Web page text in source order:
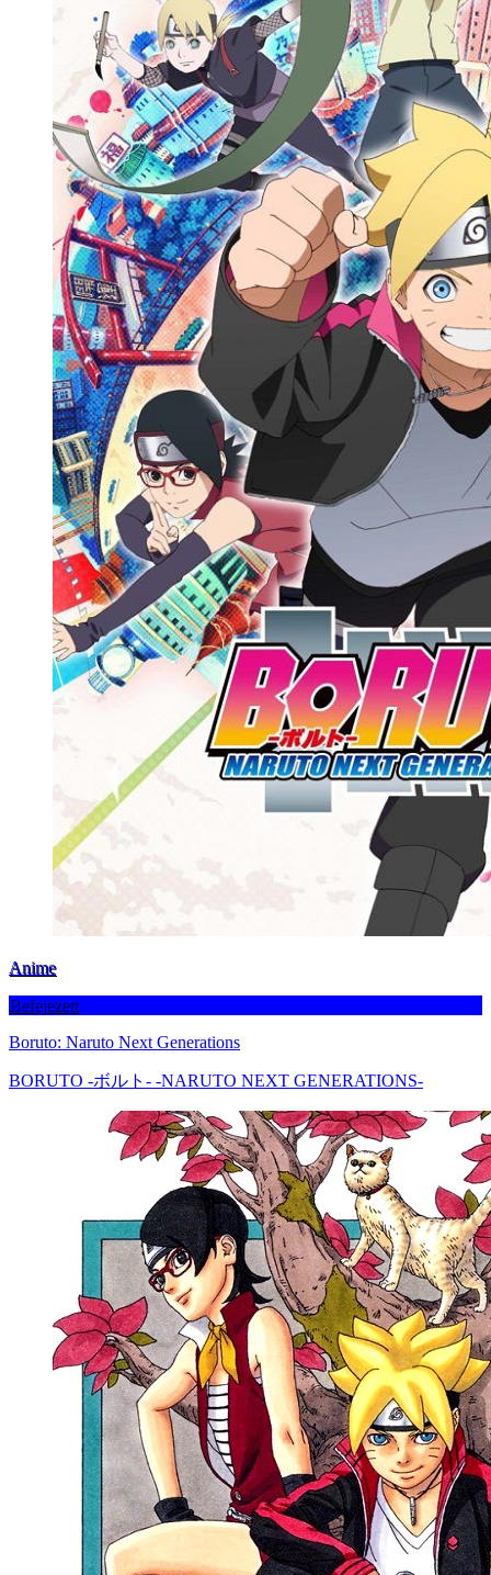
Anime
Befejezett
Boruto: Naruto Next Generations
BORUTO -ボルト- -NARUTO NEXT GENERATIONS-